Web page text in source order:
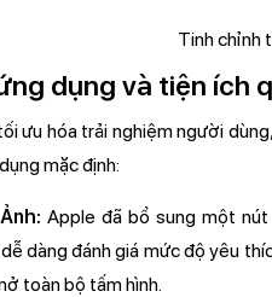
dụng và tiện ích
ưu hóa trải nghiệm người
mặc định:
Apple đã bổ sung một
dàng đánh giá mức độ yêu
toàn bộ tấm hình.